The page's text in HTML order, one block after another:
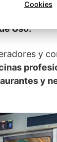
Uso:
y
y
Cookies